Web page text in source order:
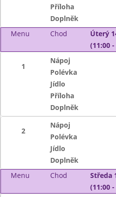
Příloha
Doplněk
Menu
Chod
Úterý
(11:00
1
Nápoj
Polévka
Jídlo
Příloha
Doplněk
2
Nápoj
Polévka
Jídlo
Doplněk
Menu
Chod
Středa
(11:00